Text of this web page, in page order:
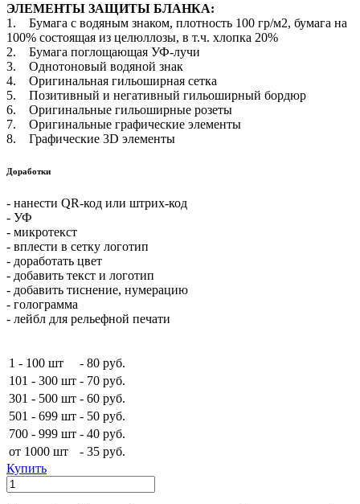
ЭЛЕМЕНТЫ ЗАЩИТЫ БЛАНКА:
1. Бумага с водяным знаком, плотность 100 гр/м2, бумага на
100% состоящая из целюллозы, в т.ч. хлопка 20%
2. Бумага поглощающая УФ-лучи
3. Однотоновый водяной знак
4. Оригинальная гильоширная сетка
5. Позитивный и негативный гильоширный бордюр
6. Оригинальные гильоширные розеты
7. Оригинальные графические элементы
8. Графические 3D элементы
Доработки
- нанести QR-код или штрих-код
- УФ
- микротекст
- вплести в сетку логотип
- доработать цвет
- добавить текст и логотип
- добавить тиснение, нумерацию
- голограмма
- лейбл для рельефной печати
1 - 100 шт - 80 руб.
101 - 300 шт - 70 руб.
301 - 500 шт - 60 руб.
501 - 699 шт - 50 руб.
700 - 999 шт - 40 руб.
от 1000 шт
- 35 руб.
Купить